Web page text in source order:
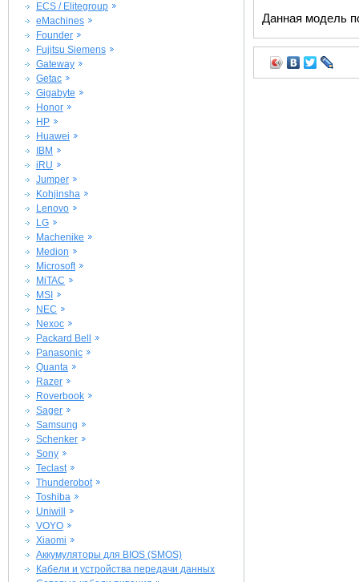
ECS / Elitegroup
eMachines
Founder
Fujitsu Siemens
Gateway
Getac
Gigabyte
Honor
HP
Huawei
IBM
iRU
Jumper
Kohjinsha
Lenovo
LG
Machenike
Medion
Microsoft
MiTAC
MSI
NEC
Nexoc
Packard Bell
Panasonic
Quanta
Razer
Roverbook
Sager
Samsung
Schenker
Sony
Teclast
Thunderobot
Toshiba
Uniwill
VOYO
Xiaomi
Аккумуляторы для BIOS (SMOS)
Кабели и устройства передачи данных
Данная модель